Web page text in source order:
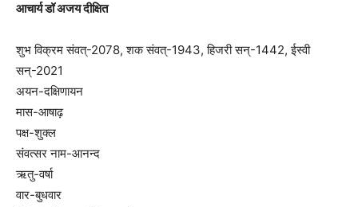
आचार्य डॉ अजय दीक्षित
शुभ विक्रम संवत्-2078, शक संवत्-1943, हिजरी सन्-1442, ईस्वी
सन्-2021
अयन-दक्षिणायन
मास-आषाढ़
पक्ष-शुक्ल
संवत्सर नाम-आनन्द
ऋतु-वर्षा
वार-बुधवार